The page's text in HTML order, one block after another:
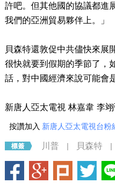
許吧。但其他國的協議都進
我們的亞洲貿易夥伴上。」
貝森特還敦促中共儘快來展
很快就要到假期的季節了，
話，對中國經濟來說可能會
新唐人亞太電視 林嘉韋 李
按讚加入 新唐人亞太電視台粉
川普 貝森特